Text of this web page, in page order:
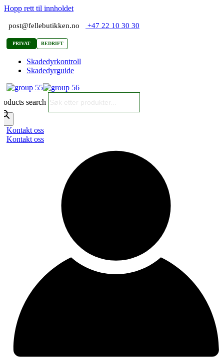
Hopp rett til innholdet
post@fellebutikken.no +47 22 10 30 30
PRIVAT BEDRIFT
Skadedyrkontroll
Skadedyrguide
search
Kontakt oss
Kontakt oss